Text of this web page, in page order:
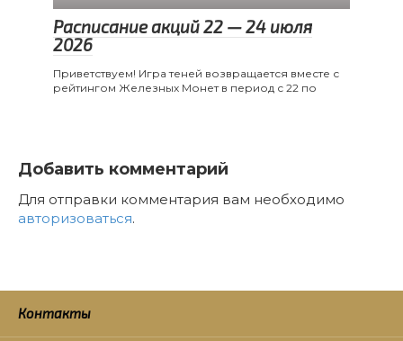
Расписание акций 22 — 24 июля
2026
Приветствуем! Игра теней возвращается вместе с
рейтингом Железных Монет в период с 22 по
Добавить комментарий
Для отправки комментария вам необходимо
авторизоваться.
Контакты